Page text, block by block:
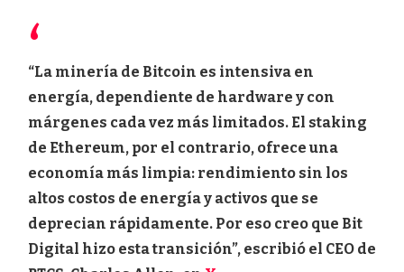
“La minería de Bitcoin es intensiva en
energía, dependiente de hardware y con
márgenes cada vez más limitados. El staking
de Ethereum, por el contrario, ofrece una
economía más limpia: rendimiento sin los
altos costos de energía y activos que se
deprecian rápidamente. Por eso creo que Bit
Digital hizo esta transición”, escribió el CEO de